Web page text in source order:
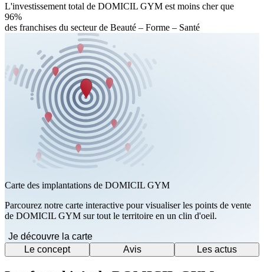
L'investissement total de DOMICIL GYM est moins cher que
96%
des franchises du secteur de Beauté – Forme – Santé
Carte des implantations de DOMICIL GYM
Parcourez notre carte interactive pour visualiser les points de vente
de DOMICIL GYM sur tout le territoire en un clin d'oeil.
Je découvre la carte
Le concept
Avis Les actus